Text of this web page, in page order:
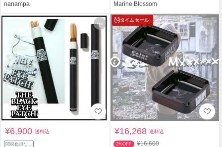
nanampa Marine Blossom
¥6,900送料込
関税負担なし
タイムセール
¥16,268送料込
2%OFF ¥16,600